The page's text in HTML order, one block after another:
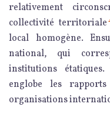
relativement
collectivité territoriale
local homogène.
national, qui
institutions
englobe les
organisations